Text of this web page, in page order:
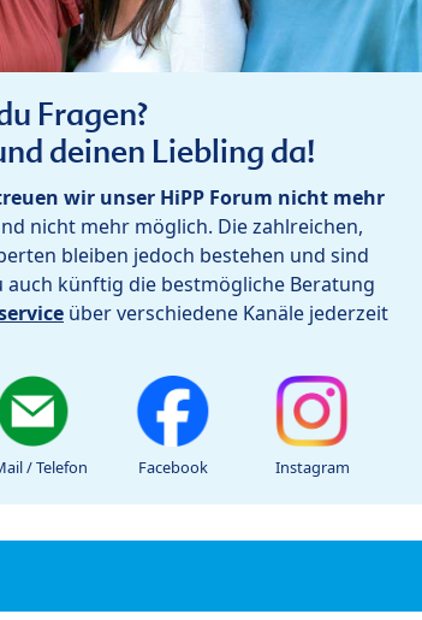
Fragen?
deinen Liebling da!
wir unser HiPP Forum nicht mehr
nicht mehr möglich. Die zahlreichen,
bleiben jedoch bestehen und sind
künftig die bestmögliche Beratung
über verschiedene Kanäle jederzeit
/ Telefon Facebook Instagram